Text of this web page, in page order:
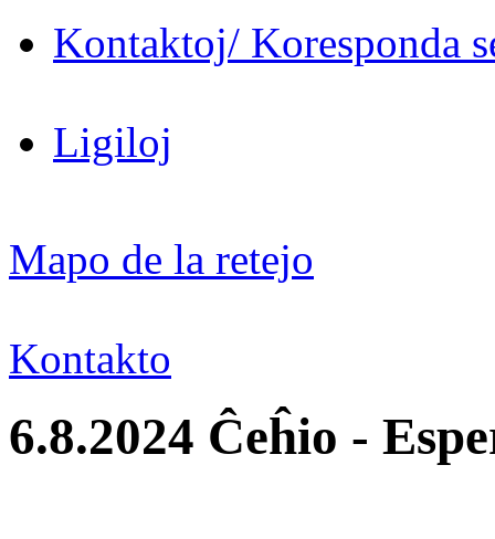
Kontaktoj/ Koresponda
Ligiloj
Mapo de la retejo
Kontakto
6.8.2024 Ĉeĥio -